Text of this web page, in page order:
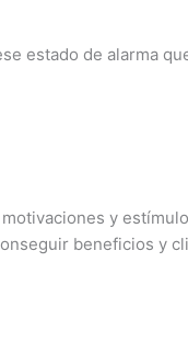
estado de alarma
y
beneficios y